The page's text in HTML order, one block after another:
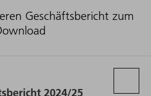
Geschäftsbericht zum
2024/25